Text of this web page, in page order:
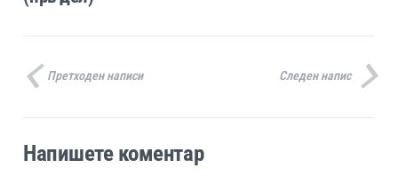
Претходен написи Следен напис
Напишете коментар